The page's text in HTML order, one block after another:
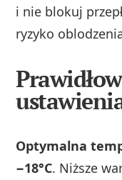
i nie blokuj
ryzyko
Optymalna
−18°C. Niższe